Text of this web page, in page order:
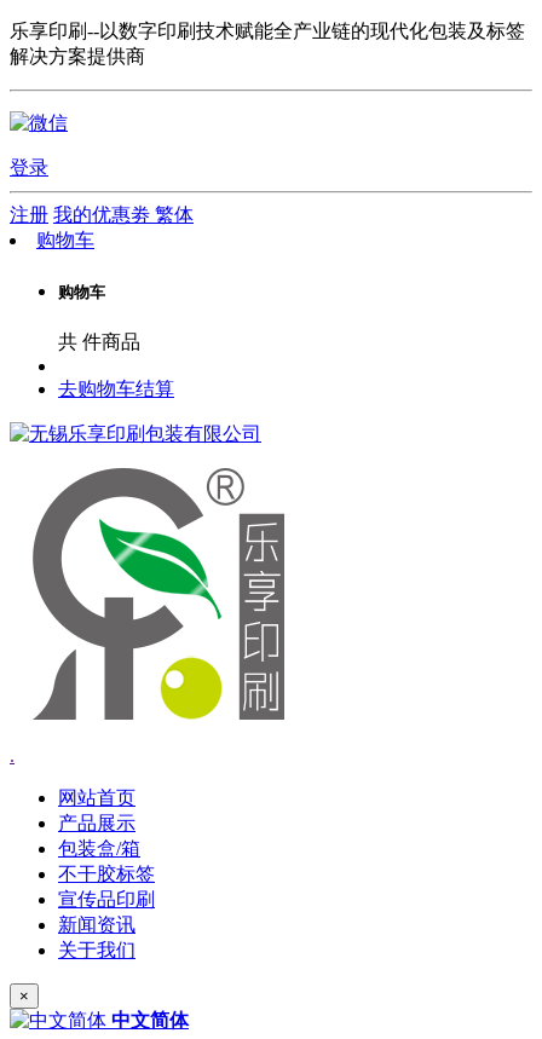
乐享印刷--以数字印刷技术赋能全产业链的现代化包装及标签
解决方案提供商
登录
注册 我的优惠劵 繁体
购物车
购物车
共 件商品
去购物车结算
.
网站首页
产品展示
包装盒/箱
不干胶标签
宣传品印刷
新闻资讯
关于我们
×
中文简体